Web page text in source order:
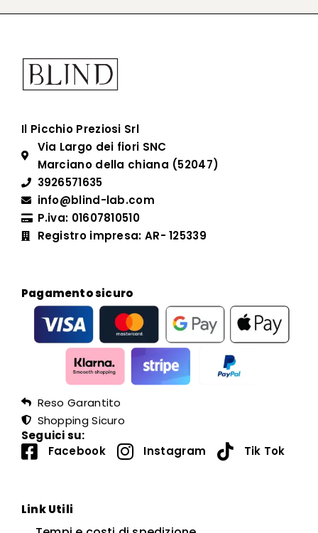
Il Picchio Preziosi Srl
Via Largo dei fiori SNC
Marciano della chiana (52047)
3926571635
info@blind-lab.com
P.iva: 01607810510
Registro impresa: AR- 125339
Pagamento sicuro
Reso Garantito
Shopping Sicuro
Seguici su:
Facebook
Instagram Tik Tok
Link Utili